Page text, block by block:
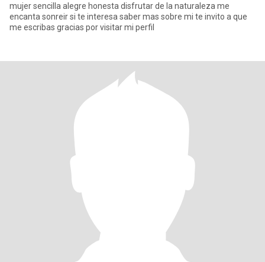
mujer sencilla alegre honesta disfrutar de la naturaleza me
encanta sonreir si te interesa saber mas sobre mi te invito a que
me escribas gracias por visitar mi perfil